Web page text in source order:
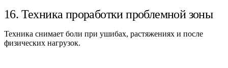
16. Техника проработки проблемной зоны
Техника снимает боли при ушибах, растяжениях и после
физических нагрузок.